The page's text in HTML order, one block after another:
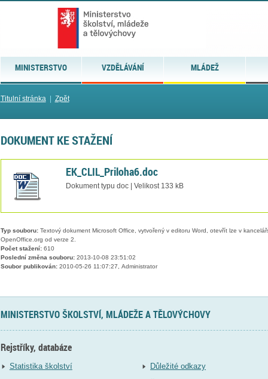
MINISTERSTVO VZDĚLÁVÁNÍ MLÁDEŽ
Titulní stránka| Zpět
DOKUMENT KE STAŽENÍ
EK_CLIL_Priloha6.doc
Dokument typu doc | Velikost 133 kB
Typ souboru:Textový dokument Microsoft Office, vytvořený v editoru Word, otevřít lze v
OpenOffice.org od verze 2.
Počet stažení:610
Poslední změna souboru:2013-10-08 23:51:02
Soubor publikován:2010-05-26 11:07:27, Administrator
MINISTERSTVO ŠKOLSTVÍ, MLÁDEŽE A TĚLOVÝCHOVY
Rejstříky, databáze
Statistika školství
Důležité odkazy